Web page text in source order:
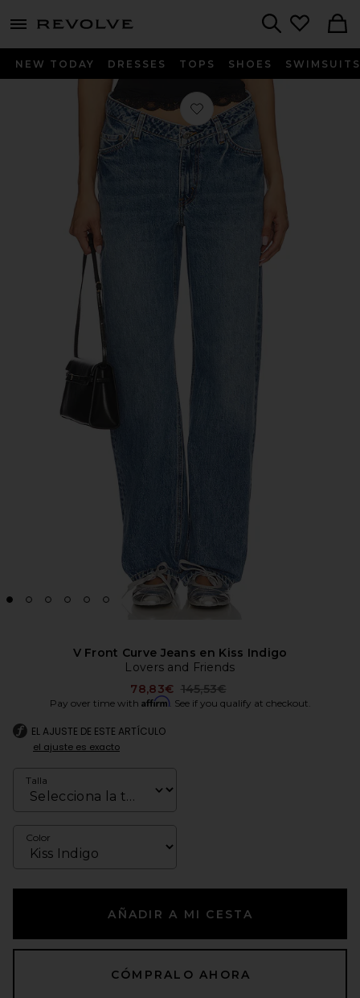
menu - shows more content
NEW TODAY DRESSES TOPS SHOES SWIMSUITS
Favorito V Front Curve Jeans en
V Front Curve Jeans en Kiss Indigo
Lovers and Friends
78,83€ Previous price:
145,53€
Pay over time with Affirm. See if you qualify at checkout.
EL AJUSTE DE ESTE ARTÍCULO
el ajuste es exacto
Talla
Color
AÑADIR A MI CESTA
CÓMPRALO AHORA